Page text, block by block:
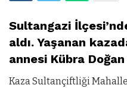
Sultangazi
aldı. Yaşanan
annesi Kübra
Kaza Sultançiftliği